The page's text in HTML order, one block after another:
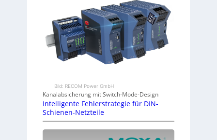
Bild: RECOM Power GmbH
Kanalabsicherung mit Switch-Mode-Design
Intelligente Fehlerstrategie für DIN-
Schienen-Netzteile